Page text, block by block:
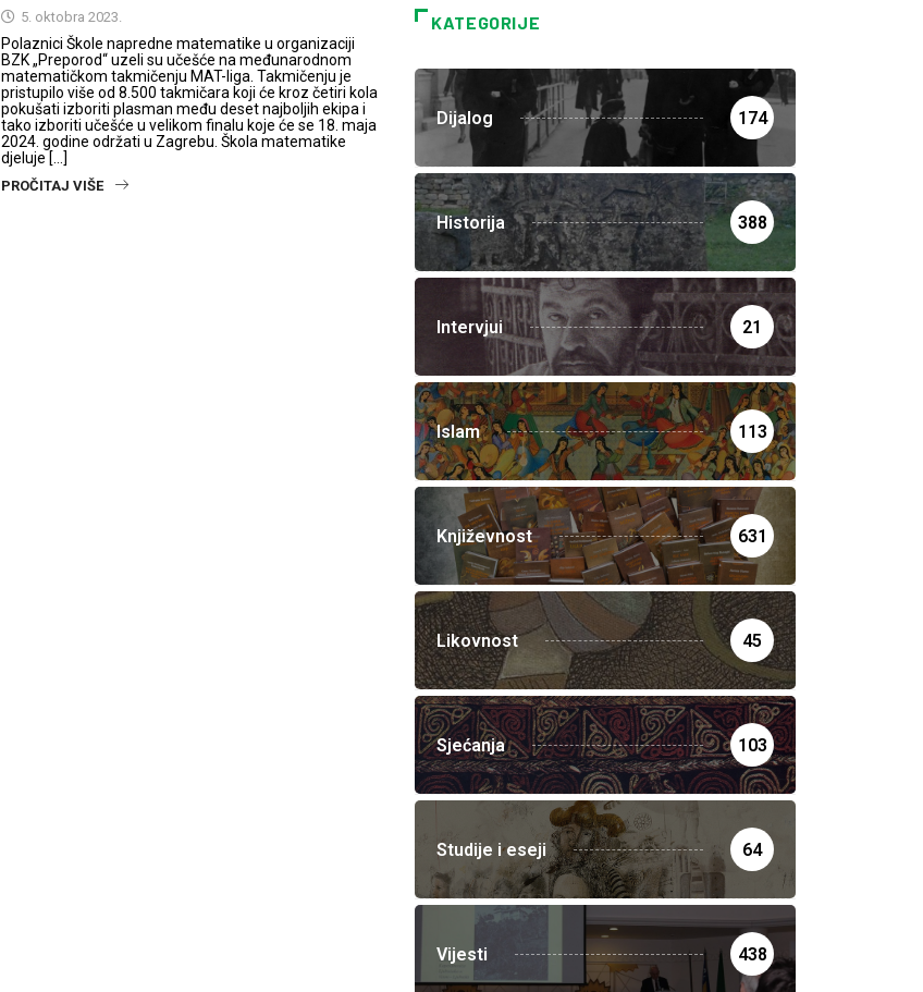
5. oktobra 2023.
Polaznici Škole napredne matematike u organizaciji
BZK „Preporod“ uzeli su učešće na međunarodnom
matematičkom takmičenju MAT-liga. Takmičenju je
pristupilo više od 8.500 takmičara koji će kroz četiri kola
pokušati izboriti plasman među deset najboljih ekipa i
tako izboriti učešće u velikom finalu koje će se 18. maja
2024. godine održati u Zagrebu. Škola matematike
djeluje […]
PROČITAJ VIŠE
KATEGORIJE
Dijalog 174
Historija 388
Intervjui 21
Islam 113
Književnost 631
Likovnost 45
Sjećanja 103
Studije i eseji 64
Vijesti 438